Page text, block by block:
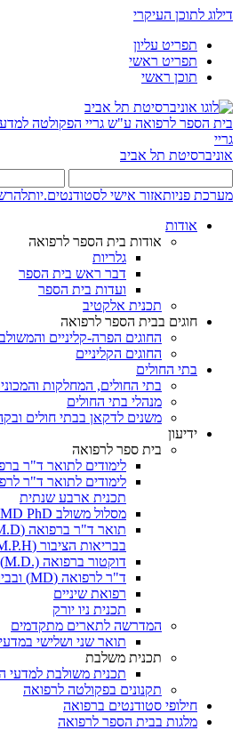
דילוג לתוכן העיקרי
תפריט עליון
תפריט ראשי
תוכן ראשי
בית הספר לרפואה ע"ש גריי הפקולטה
גריי
אוניברסיטת תל אביב
מערכת פניותאזור אישי לסטודנטים.יות
אודות
אודות בית הספר לרפואה
גלריות
דבר ראש בית הספר
ועדות בית הספר
תכנית אלקטיב
חוגים בבית הספר לרפואה
החוגים הפרה-קליניים
החוגים הקליניים
בתי החולים
בתי החולים, המחלקות
מנהלי בתי החולים
משנים לדקאן בבתי חולים
ידיעון
בית ספר לרפואה
לימודים לתואר ד"ר
לימודים לתואר ד"ר
תכנית ארבע שנתית
מסלול משולב MD PhD
בבריאות הציבור (M.P.H)
דוקטור ברפואה (.M.D) ובהנדסה ביו-רפואית
ד"ר לרפואה (MD) ובביואינפורמטיקה
רפואת שיניים
תכנית ניו יורק
המדרשה לתארים מתקדמים
תואר שני ושלישי
תכנית משלבת
תכנית משולבת למדעי
תקנונים בפקולטה לרפואה
חילופי סטודנטים ברפואה
מלגות בבית הספר לרפואה